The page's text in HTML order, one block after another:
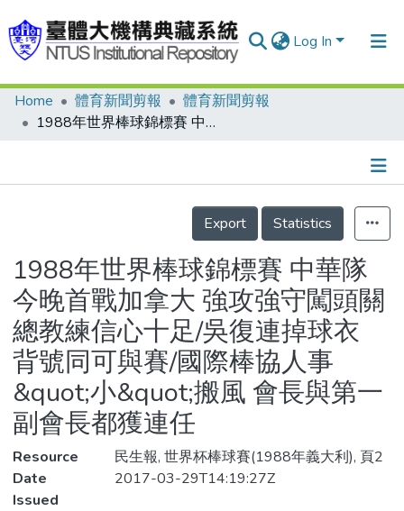
Log In
Communities & Collections
Statistics
Home 體育新聞剪報
體育新聞剪報
1988年世界棒球錦標賽 中華隊今晚首戰加拿大 強攻強守闖頭關 總教練信心十足/吳復連掉球衣 背號同可與賽/國際棒協人事&quot;小&quot;搬風 會長與第一副會長都獲連任
Details
Export
Statistics
1988年世界棒球錦標賽 中華隊
今晚首戰加拿大 強攻強守闖頭關
總教練信心十足/吳復連掉球衣
背號同可與賽/國際棒協人事
&quot;小&quot;搬風 會長與第一
副會長都獲連任
Resource
民生報, 世界杯棒球賽(1988年義大利), 頁2
Date
Issued
2017-03-29T14:19:27Z